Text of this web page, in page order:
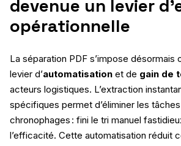
devenue un levier
opérationnelle
La séparation PDF s’impose désormais
levier d’automatisation et de gain de
acteurs logistiques. L’extraction
spécifiques permet d’éliminer les
chronophages : fini le tri manuel
l’efficacité. Cette automatisation réduit